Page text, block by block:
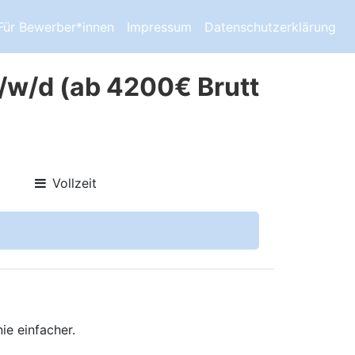
Bewerber*innen Impressum Datenschutzerklärung
w/d (ab 4200€ Brutt
Vollzeit
einfacher.